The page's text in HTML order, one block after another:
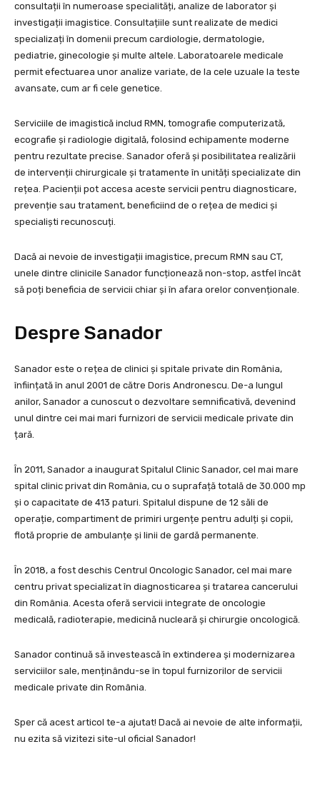
consultații în numeroase specialități, analize de laborator și
investigații imagistice. Consultațiile sunt realizate de medici
specializați în domenii precum cardiologie, dermatologie,
pediatrie, ginecologie și multe altele. Laboratoarele medicale
permit efectuarea unor analize variate, de la cele uzuale la teste
avansate, cum ar fi cele genetice.
Serviciile de imagistică includ RMN, tomografie computerizată,
ecografie și radiologie digitală, folosind echipamente moderne
pentru rezultate precise. Sanador oferă și posibilitatea realizării
de intervenții chirurgicale și tratamente în unități specializate din
rețea. Pacienții pot accesa aceste servicii pentru diagnosticare,
prevenție sau tratament, beneficiind de o rețea de medici și
specialiști recunoscuți.
Dacă ai nevoie de investigații imagistice, precum RMN sau CT,
unele dintre clinicile Sanador funcționează non-stop, astfel încât
să poți beneficia de servicii chiar și în afara orelor convenționale.
Despre Sanador
Sanador este o rețea de clinici și spitale private din România,
înființată în anul 2001 de către Doris Andronescu. De-a lungul
anilor, Sanador a cunoscut o dezvoltare semnificativă, devenind
unul dintre cei mai mari furnizori de servicii medicale private din
țară.
În 2011, Sanador a inaugurat Spitalul Clinic Sanador, cel mai mare
spital clinic privat din România, cu o suprafață totală de 30.000 mp
și o capacitate de 413 paturi. Spitalul dispune de 12 săli de
operație, compartiment de primiri urgențe pentru adulți și copii,
flotă proprie de ambulanțe și linii de gardă permanente.
În 2018, a fost deschis Centrul Oncologic Sanador, cel mai mare
centru privat specializat în diagnosticarea și tratarea cancerului
din România. Acesta oferă servicii integrate de oncologie
medicală, radioterapie, medicină nucleară și chirurgie oncologică.
Sanador continuă să investească în extinderea și modernizarea
serviciilor sale, menținându-se în topul furnizorilor de servicii
medicale private din România.
Sper că acest articol te-a ajutat! Dacă ai nevoie de alte informații,
nu ezita să vizitezi site-ul oficial Sanador!